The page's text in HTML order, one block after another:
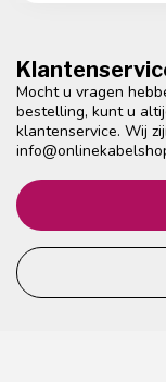
Mocht u vragen
bestelling, kunt u
klantenservice. Wij